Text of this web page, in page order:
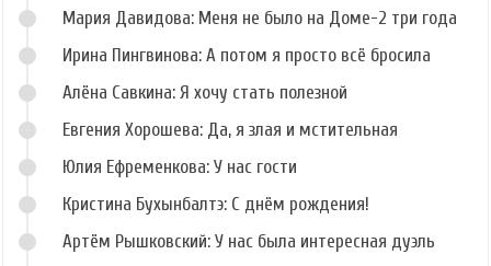
Мария Давидова: Меня не было на Доме-2 три года
Ирина Пингвинова: А потом я просто всё бросила
Алёна Савкина: Я хочу стать полезной
Евгения Хорошева: Да, я злая и мстительная
Юлия Ефременкова: У нас гости
Кристина Бухынбалтэ: С днём рождения!
Артём Рышковский: У нас была интересная дуэль